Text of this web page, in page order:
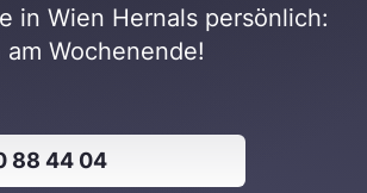
in Wien Hernals persönlich:
Wochenende!
88 44 04